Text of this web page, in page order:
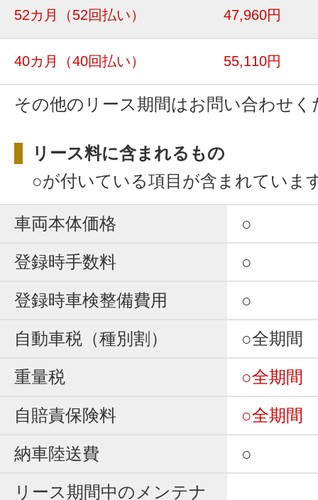
52カ月 （52回払い） 47,960円
40カ月 （40回払い） 55,110円
その他のリース期間はお問い合わせく
リース料に含まれるもの
○が付いている項目が含まれていま
車両本体価格
○
登録時手数料
○
登録時車検整備費用
○
自動車税（種別割）
○全期間
重量税
○全期間
自賠責保険料
○全期間
納車陸送費
○
リース期間中のメンテナ